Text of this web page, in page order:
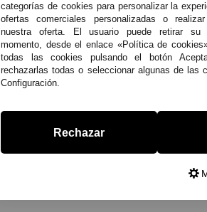
categorías de cookies para personalizar la
ofertas comerciales personalizadas o
nuestra oferta. El usuario puede retirar su
momento, desde el enlace «Política de
todas las cookies pulsando el botón
rechazarlas todas o seleccionar algunas de las
Configuración.
Rechazar